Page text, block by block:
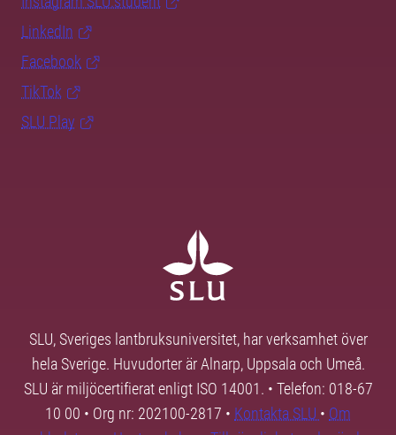
LinkedIn
Facebook
TikTok
SLU Play
SLU, Sveriges lantbruksuniversitet, har verksamhet över
hela Sverige. Huvudorter är Alnarp, Uppsala och Umeå.
SLU är miljöcertifierat enligt ISO 14001. • Telefon: 018-67
10 00 • Org nr: 202100-2817 • Kontakta SLU • Om